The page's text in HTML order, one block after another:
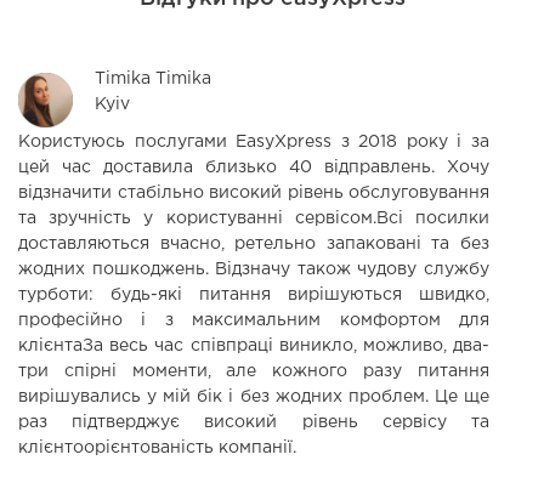
Timika Timika
Kyiv
Користуюсь послугами EasyXpress з 2018 року і за
цей час доставила близько 40 відправлень. Хочу
відзначити стабільно високий рівень обслуговування
та зручність у користуванні сервісом.Всі посилки
доставляються вчасно, ретельно запаковані та без
жодних пошкоджень. Відзначу також чудову службу
турботи: будь-які питання вирішуються швидко,
професійно і з максимальним комфортом для
клієнтаЗа весь час співпраці виникло, можливо, два-
три спірні моменти, але кожного разу питання
вирішувались у мій бік і без жодних проблем. Це ще
раз підтверджує високий рівень сервісу та
клієнтоорієнтованість компанії.